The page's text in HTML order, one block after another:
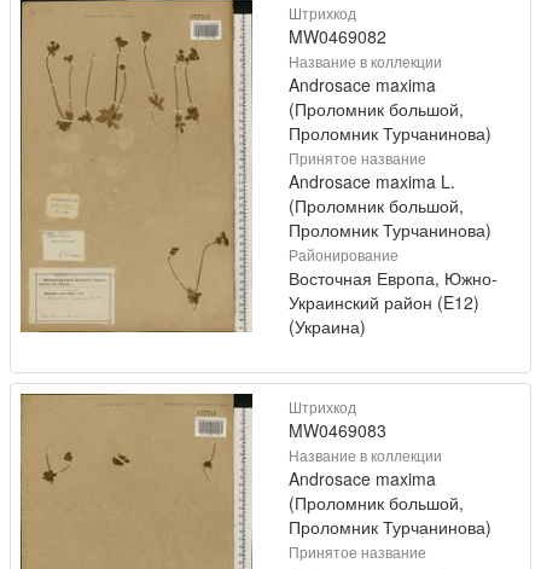
Штрихкод
MW0469082
Название в коллекции
Androsace maxima
(Проломник большой,
Проломник Турчанинова)
Принятое название
Androsace maxima L.
(Проломник большой,
Проломник Турчанинова)
Районирование
Восточная Европа, Южно-
Украинский район (E12)
(Украина)
Штрихкод
MW0469083
Название в коллекции
Androsace maxima
(Проломник большой,
Проломник Турчанинова)
Принятое название